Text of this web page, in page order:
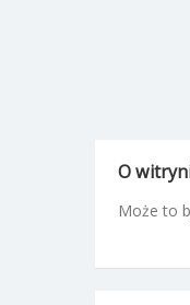
O
Może to